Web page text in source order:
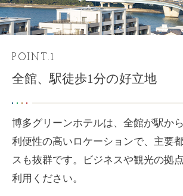
POINT.1
全館、駅徒歩1分の好立地
博多グリーンホテルは、全館が駅か
利便性の高いロケーションで、主要
スも抜群です。
ビジネスや観光の拠
利用ください。